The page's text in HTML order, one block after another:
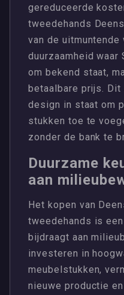
gereduceerde
tweedehands
van de uitmuntende
duurzaamheid waar
om bekend staat,
betaalbare prijs.
design in staat om
stukken toe te
zonder de bank te
Duurzame
aan
Het kopen van
tweedehands is
bijdraagt aan
investeren in
meubelstukken,
nieuwe productie